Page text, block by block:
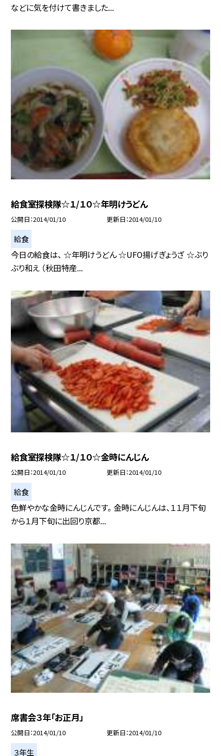
などに気を付けて書きました...
給食室探検隊☆１/１０☆年明けうどん
公開日 2014/01/10 更新日 2014/01/10
給食
今日の給食は、 ☆年明けうどん ☆UFO揚げぎょうざ ☆ぶり
ぶり和え （秋田特産...
給食室探検隊☆１/１０☆金時にんじん
公開日 2014/01/10 更新日 2014/01/10
給食
色鮮やかな金時にんじんです。 金時にんじんは、１１月下旬
から１月下旬に出回り京都...
席書会３年「お正月」
公開日 2014/01/10 更新日 2014/01/10
３年生